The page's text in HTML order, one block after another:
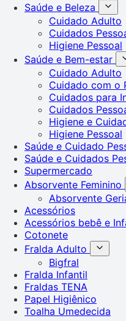
Saúde e Beleza
Cuidado Adulto
Cuidados
Higiene Pessoal
Saúde e Bem-estar
Cuidado Adulto
Cuidado com o
Cuidados para
Cuidados
Higiene e
Higiene Pessoal
Saúde e Cuidado
Saúde e Cuidados
Supermercado
Absorvente Feminino
Absorvente
Acessórios
Acessórios bebê e
Cotonete
Fralda Adulto
Bigfral
Fralda Infantil
Fraldas TENA
Papel Higiênico
Toalha Umedecida